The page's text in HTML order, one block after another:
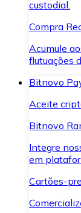
custodial.
Compra
Acumule
flutuações
Bitnovo
Aceite
Bitnovo
Integre
em
Cartões-